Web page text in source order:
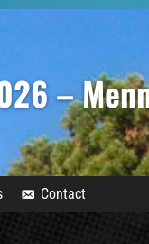
–
Contact